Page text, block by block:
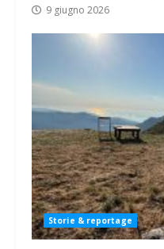
9 giugno 2026
Storie & reportage